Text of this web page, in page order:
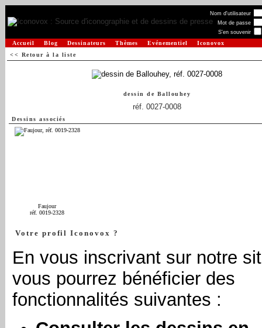
Nom d'utilisateur
Mot de passe
S'en souvenir
Accueil Blog Dessinateurs Thèmes Evénementiel
Iconovox
<< Retour à la liste
dessin de Ballouhey
réf. 0027-0008
Dessins associés
Faujour
réf. 0019-2328
Votre profil Iconovox ?
En vous inscrivant sur notre
vous pourrez bénéficier des
fonctionnalités suivantes :